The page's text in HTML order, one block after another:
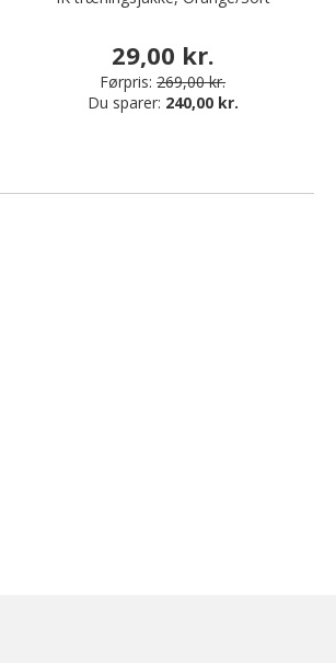
29,00 kr.
Førpris: 269,00 kr.
Du sparer: 240,00 kr.